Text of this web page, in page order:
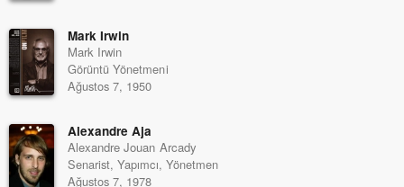
Mark Irwin
Mark Irwin
Görüntü Yönetmeni
Ağustos 7, 1950
Alexandre Aja
Alexandre Jouan Arcady
Senarist, Yapımcı, Yönetmen
Ağustos 7, 1978